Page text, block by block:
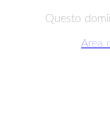
Questo
Area